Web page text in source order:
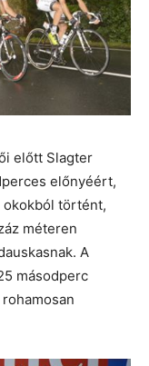
előtt Slagter
előnyéért,
okokból történt,
méteren
A
másodperc